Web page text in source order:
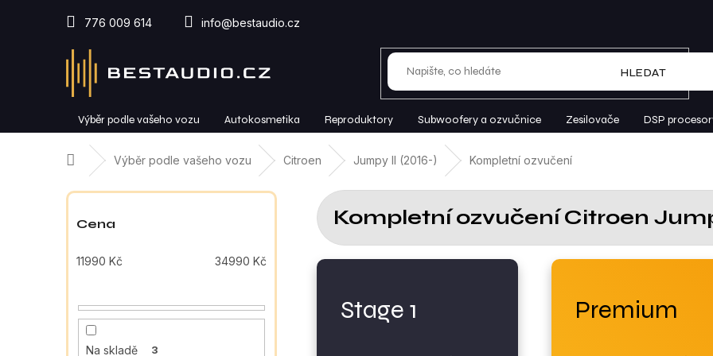
776 009 614 info@bestaudio.cz
HLEDAT
Výběr podle vašeho vozu Autokosmetika Reproduktory Subwoofery a ozvučnice Zesilovače DSP
Domů Výběr podle vašeho vozu Citroen Jumpy II (2016-) Kompletní ozvučení
o
Cena
11990 Kč 34990 Kč
Na skladě 3
Kompletní ozvučení Citroen
Stage 1 Premium